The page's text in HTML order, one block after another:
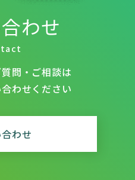
わせ
問・ご相談は
わせください
わせ